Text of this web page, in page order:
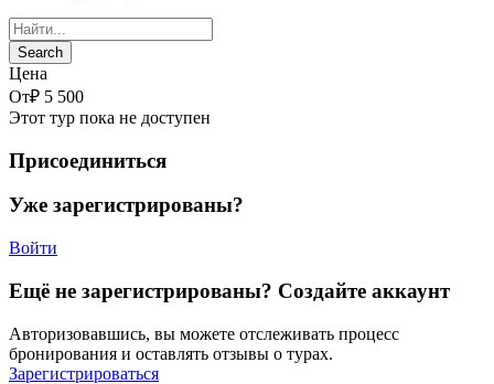
Цена
От₽ 5 500
Этот тур пока не доступен
Присоединиться
Уже зарегистрированы?
Войти
Ещё не зарегистрированы? Создайте аккаунт
Авторизовавшись, вы можете отслеживать процесс
бронирования и оставлять отзывы о турах.
Зарегистрироваться